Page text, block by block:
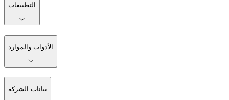
التطبيقات
الأدوات والموارد
بيانات الشركة